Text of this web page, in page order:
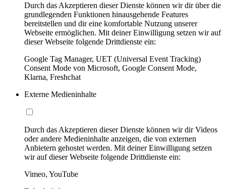
Durch das Akzeptieren dieser Dienste können wir dir über die
grundlegenden Funktionen hinausgehende Features
bereitstellen und dir eine komfortable Nutzung unserer
Webseite ermöglichen. Mit deiner Einwilligung setzen wir auf
dieser Webseite folgende Drittdienste ein:
Google Tag Manager, UET (Universal Event Tracking)
Consent Mode von Microsoft, Google Consent Mode,
Klarna, Freshchat
Externe Medieninhalte
Durch das Akzeptieren dieser Dienste können wir dir Videos
oder andere Medieninhalte anzeigen, die von externen
Anbietern gehostet werden. Mit deiner Einwilligung setzen
wir auf dieser Webseite folgende Drittdienste ein:
Vimeo, YouTube